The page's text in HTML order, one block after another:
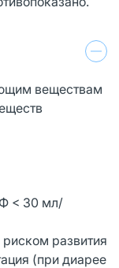
веществам
< 30 мл/
развития
(при диарее